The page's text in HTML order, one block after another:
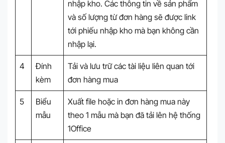
nhập kho. Các thông tin về sản phẩm
và số lượng từ đơn hàng sẽ được link
tới phiếu nhập kho mà bạn không cần
nhập lại.
4
Đính
kèm
Tải và lưu trữ các tài liệu liên quan tới
đơn hàng mua
5
Biểu
mẫu
Xuất file hoặc in đơn hàng mua này
theo 1 mẫu mà bạn đã tải lên hệ thống
1Office